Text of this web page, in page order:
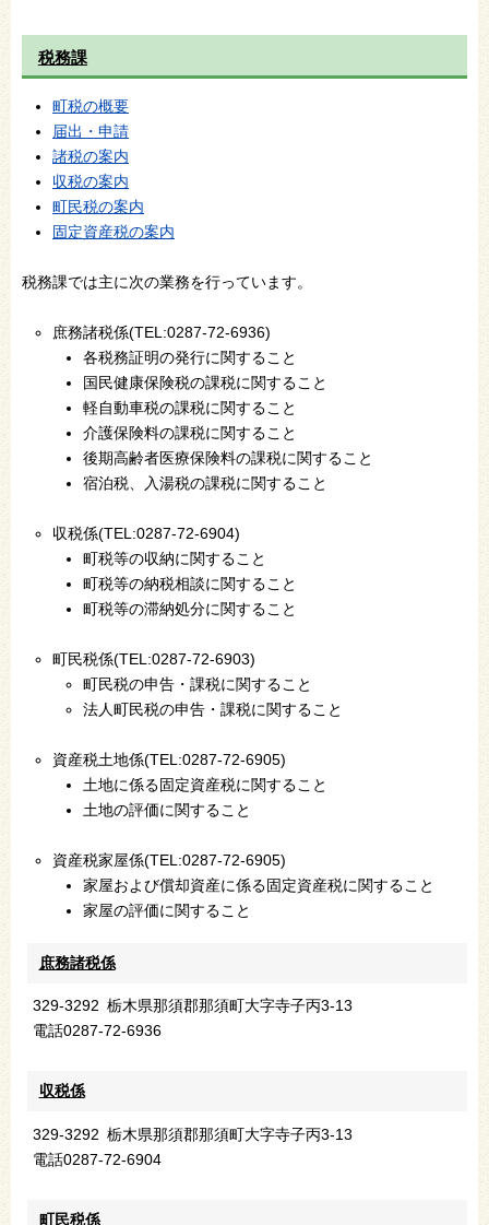
税務課
町税の概要
届出・申請
諸税の案内
収税の案内
町民税の案内
固定資産税の案内
税務課では主に次の業務を行っています。
庶務諸税係(TEL:0287-72-6936)
各税務証明の発行に関すること
国民健康保険税の課税に関すること
軽自動車税の課税に関すること
介護保険料の課税に関すること
後期高齢者医療保険料の課税に関すること
宿泊税、入湯税の課税に関すること
収税係(TEL:0287-72-6904)
町税等の収納に関すること
町税等の納税相談に関すること
町税等の滞納処分に関すること
町民税係(TEL:0287-72-6903)
町民税の申告・課税に関すること
法人町民税の申告・課税に関すること
資産税土地係(TEL:0287-72-6905)
土地に係る固定資産税に関すること
土地の評価に関すること
資産税家屋係(TEL:0287-72-6905)
家屋および償却資産に係る固定資産税に関すること
家屋の評価に関すること
庶務諸税係
329-3292 栃木県那須郡那須町大字寺子丙3-13
電話0287-72-6936
収税係
329-3292 栃木県那須郡那須町大字寺子丙3-13
電話0287-72-6904
町民税係